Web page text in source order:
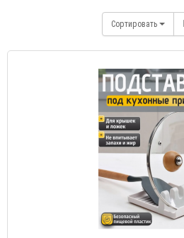
Сортировать